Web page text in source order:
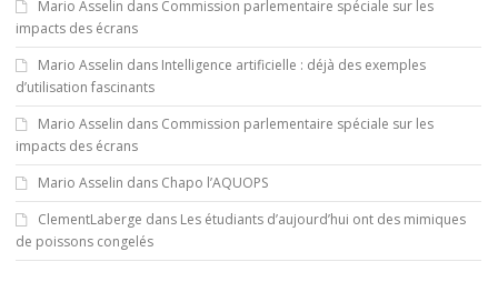
Mario Asselin dans Commission parlementaire spéciale sur les
impacts des écrans
Mario Asselin dans Intelligence artificielle : déjà des exemples
d’utilisation fascinants
Mario Asselin dans Commission parlementaire spéciale sur les
impacts des écrans
Mario Asselin dans Chapo l’AQUOPS
ClementLaberge dans Les étudiants d’aujourd’hui ont des mimiques
de poissons congelés